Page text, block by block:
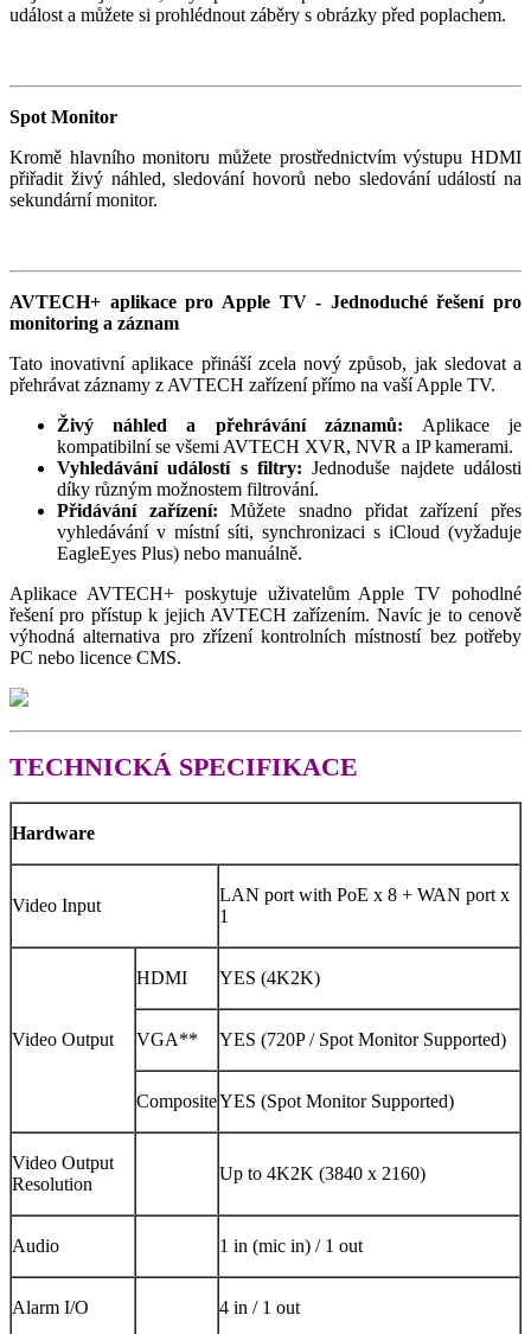
událost a můžete si prohlédnout záběry s obrázky před poplachem.
Spot Monitor
Kromě hlavního monitoru můžete prostřednictvím výstupu HDMI
přiřadit živý náhled, sledování hovorů nebo sledování událostí na
sekundární monitor.
AVTECH+ aplikace pro Apple TV - Jednoduché řešení pro
monitoring a záznam
Tato inovativní aplikace přináší zcela nový způsob, jak sledovat a
přehrávat záznamy z AVTECH zařízení přímo na vaší Apple TV.
Živý náhled a přehrávání záznamů: Aplikace je
kompatibilní se všemi AVTECH XVR, NVR a IP kamerami.
Vyhledávání událostí s filtry: Jednoduše najdete události
díky různým možnostem filtrování.
Přidávání zařízení: Můžete snadno přidat zařízení přes
vyhledávání v místní síti, synchronizaci s iCloud (vyžaduje
EagleEyes Plus) nebo manuálně.
Aplikace AVTECH+ poskytuje uživatelům Apple TV pohodlné
řešení pro přístup k jejich AVTECH zařízením. Navíc je to cenově
výhodná alternativa pro zřízení kontrolních místností bez potřeby
PC nebo licence CMS.
TECHNICKÁ SPECIFIKACE
Hardware
Video Input
LAN port with PoE x 8 + WAN port x
1
Video Output
HDMI YES (4K2K)
VGA** YES (720P / Spot Monitor Supported)
CompositeYES (Spot Monitor Supported)
Video Output
Resolution
Up to 4K2K (3840 x 2160)
Audio 1 in (mic in) / 1 out
Alarm I/O 4 in / 1 out